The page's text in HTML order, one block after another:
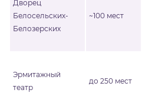
Дворец
Белосельских-
Белозерских
~100 мест
Эрмитажный
театр
до 250 мест